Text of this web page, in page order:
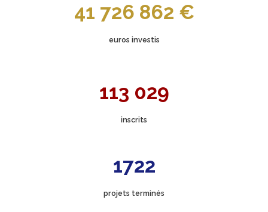
41 726 862 €
euros investis
113 029
inscrits
1722
projets terminés